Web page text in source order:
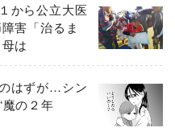
から公立大医
害「治るま
は
はずが…シン
の２年